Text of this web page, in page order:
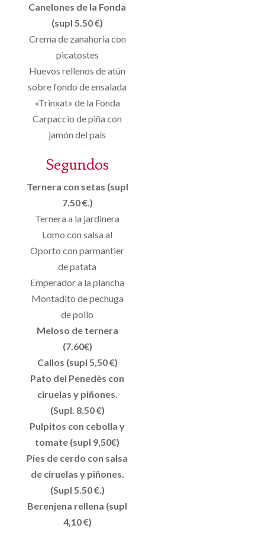
Canelones de la Fonda
(supl 5.50 €)
Crema de zanahoria con
picatostes
Huevos rellenos de atún
sobre fondo de ensalada
«Trinxat» de la Fonda
Carpaccio de piña con
jamón del país
Segundos
Ternera con setas (supl
7.50 €.)
Ternera a la jardinera
Lomo con salsa al
Oporto con parmantier
de patata
Emperador a la plancha
Montadito de pechuga
de pollo
Meloso de ternera
(7.60€)
Callos (supl 5,50 €)
Pato del Penedès con
ciruelas y piñones.
(Supl. 8.50 €)
Pulpitos con cebolla y
tomate (supl 9,50€)
Pies de cerdo con salsa
de ciruelas y piñones.
(Supl 5.50 €.)
Berenjena rellena (supl
4,10 €)